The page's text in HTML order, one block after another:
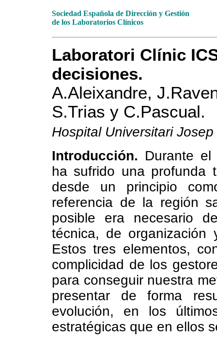
Sociedad Española de Dirección y Gestión
de los Laboratorios Clínicos
Laboratori Clínic
decisiones.
A.Aleixandre,
S.Trias y C.Pascual.
Hospital Universitari
Introducción. Durante el
ha sufrido una profunda
desde un principio
referencia de la región
posible era necesario
técnica, de
Estos tres elementos,
complicidad de los
para conseguir nuestra
presentar de forma
evolución, en los
estratégicas que en ellos